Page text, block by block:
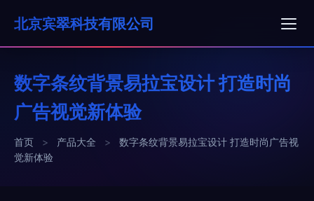
北京宾翠科技有限公司
数字条纹背景易拉宝设计 打造时尚
广告视觉新体验
首页 > 产品大全 >
数字条纹背景易拉宝设计 打造时尚广告视
觉新体验